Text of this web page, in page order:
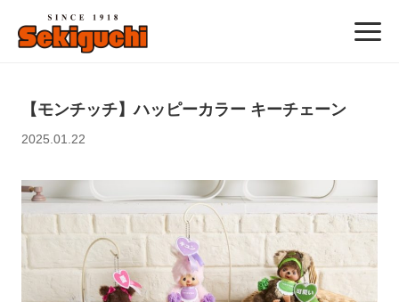
【モンチッチ】ハッピーカラー キーチェーン
2025.01.22